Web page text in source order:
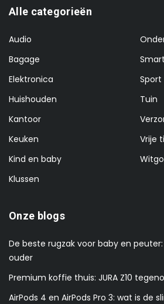
Alle categorieën
Audio
Bagage
Elektronica
Huishouden
Kantoor
Keuken
Kind en baby
Klussen
Sport
Tuin
Vrije
Onze blogs
De beste rugzak voor baby en
ouder
Premium koffie thuis: JURA Z10
AirPods 4 en AirPods Pro 3: wat is de